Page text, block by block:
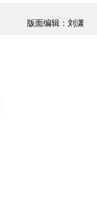
版面编辑：刘潇